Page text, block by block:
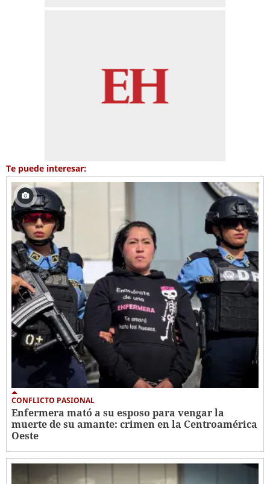
Te puede interesar:
CONFLICTO PASIONAL
Enfermera mató a su esposo para vengar la
muerte de su amante: crimen en la Centroamérica
Oeste